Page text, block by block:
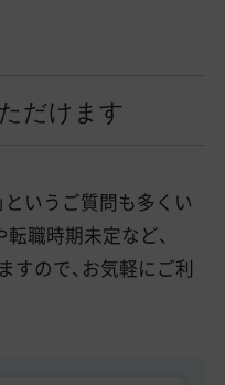
だけます
というご質問も多くい
職時期未定など、
すので、お気軽にご利